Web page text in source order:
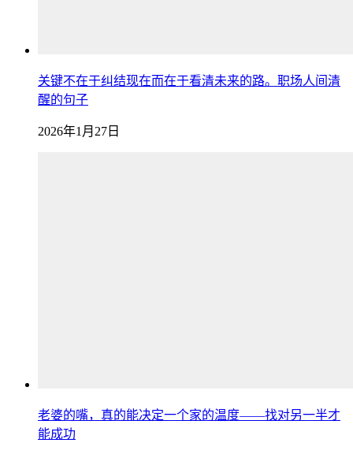
关键不在于纠结现在而在于看清未来的路。职场人间清
醒的句子
2026年1月27日
老婆的嘴，真的能决定一个家的温度——找对另一半才
能成功